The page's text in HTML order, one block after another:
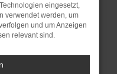
helfen,
zu
eingesetzt,
verwendet werden, um
und um Anzeigen
relevant sind.